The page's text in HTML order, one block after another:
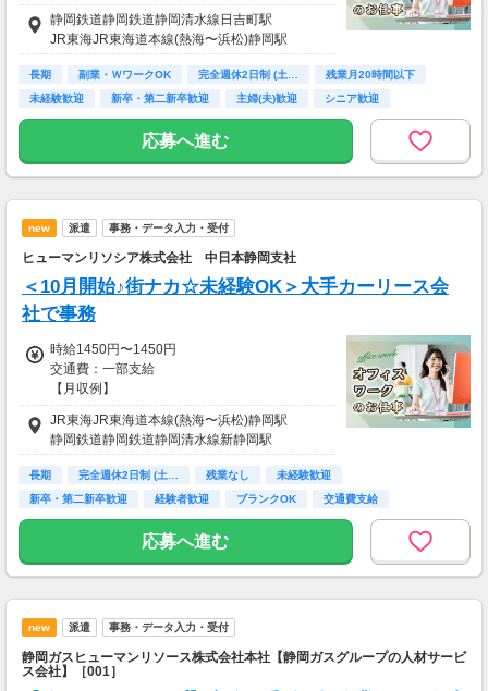
静岡鉄道静岡鉄道静岡清水線日吉町駅
JR東海JR東海道本線(熱海〜浜松)静岡駅
長期 副業・ＷワークOK 完全週休2日制 (土…
残業月20時間以下
未経験歓迎
新卒・第二新卒歓迎 主婦(夫)歓迎
シニア歓迎
ブランクOK
応募へ進む
new 派遣 事務・データ入力・受付
ヒューマンリソシア株式会社 中日本静岡支社
＜10月開始♪街ナカ☆未経験OK＞大手カーリース会
社で事務
時給1450円〜1450円
交通費：一部支給
【月収例】
約228,000円（時給1,450円×実働7.50h×21日）
+交通費
※月収例は一例であり、保証するものではあり
ません。
【交通費】
JR東海JR東海道本線(熱海〜浜松)静岡駅
静岡鉄道静岡鉄道静岡清水線新静岡駅
長期 完全週休2日制 (土… 残業なし
未経験歓迎
新卒・第二新卒歓迎
経験者歓迎 ブランクOK
交通費支給
社会保険完備
応募へ進む
new 派遣 事務・データ入力・受付
静岡ガスヒューマンリソース株式会社本社【静岡ガスグループの人材サービ
ス会社】［001］